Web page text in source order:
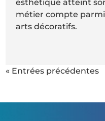
esthétique atteint
métier compte
arts décoratifs.
« Entrées précédentes